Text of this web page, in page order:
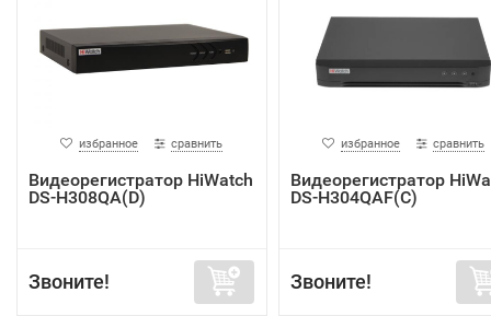
избранное сравнить
Видеорегистратор HiWatch
DS-H308QA(D)
Звоните!
избранное сравнить
Видеорегистратор
DS-H304QAF(C)
Звоните!